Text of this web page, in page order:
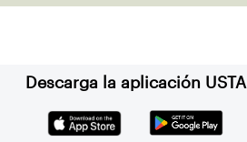
Descarga la aplicación USTA